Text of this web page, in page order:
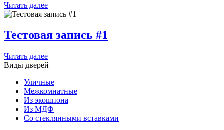
Читать далее
Тестовая запись #1
Читать далее
Виды дверей
Уличные
Межкомнатные
Из экошпона
Из МДФ
Со стеклянными вставками